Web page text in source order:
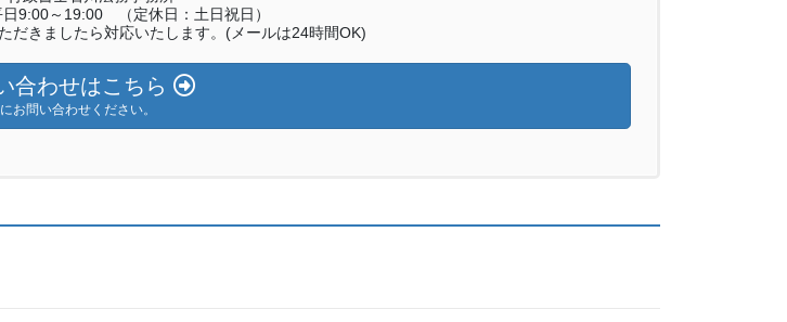
9:00～19:00 （定休日：土日祝日）
だきましたら対応いたします。(メールは24時間OK)
合わせはこちら
お問い合わせください。